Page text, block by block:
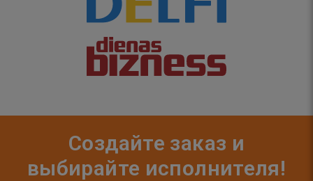
Создайте заказ и
выбирайте исполнителя!